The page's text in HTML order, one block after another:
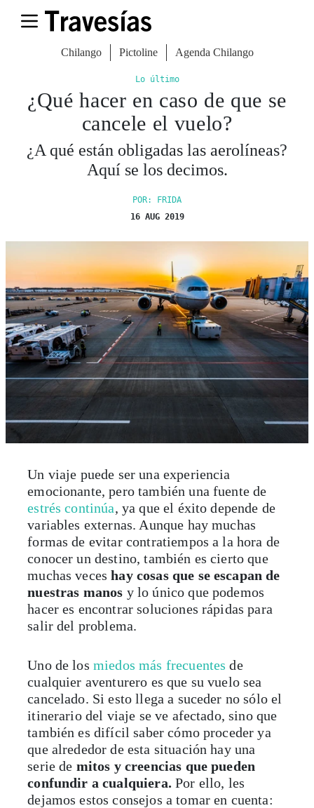
Chilango Pictoline Agenda Chilango
Lo último
¿Qué hacer en caso de que se
cancele el vuelo?
¿A qué están obligadas las aerolíneas?
Aquí se los decimos.
POR: FRIDA
16 AUG 2019
Un viaje puede ser una experiencia
emocionante, pero también una fuente de
estrés continúa, ya que el éxito depende de
variables externas. Aunque hay muchas
formas de evitar contratiempos a la hora de
conocer un destino, también es cierto que
muchas veceshay cosas que se escapan de
nuestras manos y lo único que podemos
hacer es encontrar soluciones rápidas para
salir del problema.
Uno de los miedos más frecuentes de
cualquier aventurero es que su vuelo sea
cancelado. Si esto llega a suceder no sólo el
itinerario del viaje se ve afectado, sino que
también es difícil saber cómo proceder ya
que alrededor de esta situación hay una
serie de mitos y creencias que pueden
confundir a cualquiera.Por ello, les
dejamos estos consejos a tomar en cuenta: